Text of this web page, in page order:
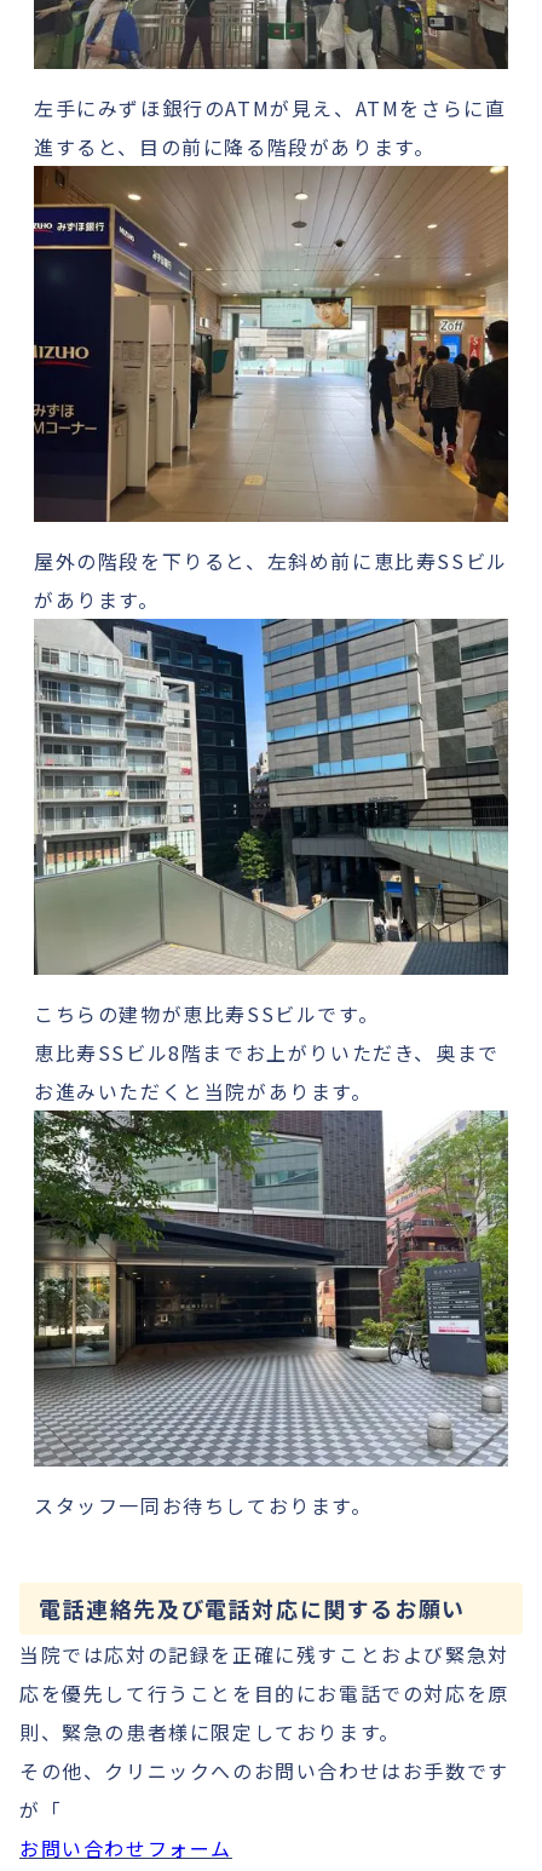
左手にみずほ銀行のATMが見え、ATMをさらに直
進すると、目の前に降る階段があります。
屋外の階段を下りると、左斜め前に恵比寿SSビル
があります。
こちらの建物が恵比寿SSビルです。
恵比寿SSビル8階までお上がりいただき、奥まで
お進みいただくと当院があります。
スタッフ一同お待ちしております。
電話連絡先及び電話対応に関するお願い
当院では応対の記録を正確に残すことおよび緊急対
応を優先して行うことを目的にお電話での対応を原
則、緊急の患者様に限定しております。
その他、クリニックへのお問い合わせはお手数です
が「
お問い合わせフォーム